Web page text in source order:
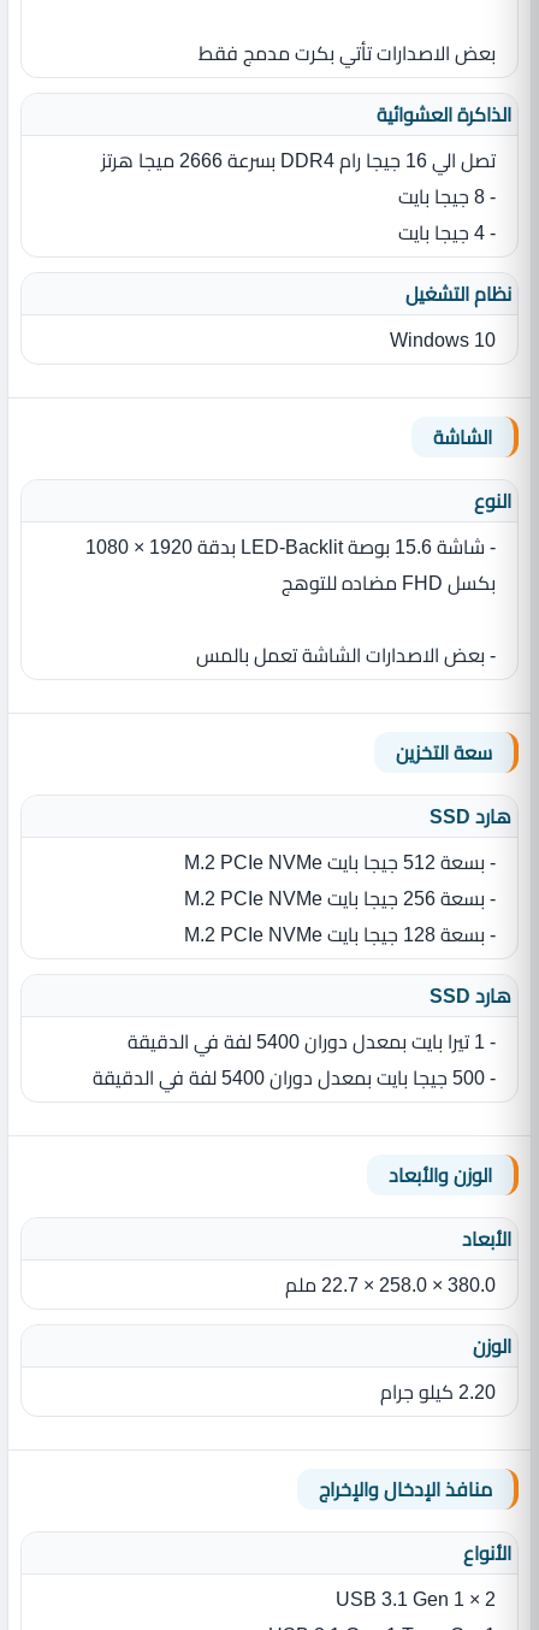
بعض الاصدارات تأتي بكرت مدمج فقط
الذاكرة العشوائية
تصل الي 16 جيجا رام DDR4 بسرعة 2666 ميجا هرتز
- 8 جيجا بايت
- 4 جيجا بايت
نظام التشغيل
Windows 10
الشاشة
النوع
- شاشة 15.6 بوصة LED-Backlit بدقة 1920 × 1080
بكسل FHD مضاده للتوهج
- بعض الاصدارات الشاشة تعمل بالمس
سعة التخزين
هارد SSD
- بسعة 512 جيجا بايت M.2 PCIe NVMe
- بسعة 256 جيجا بايت M.2 PCIe NVMe
- بسعة 128 جيجا بايت M.2 PCIe NVMe
هارد SSD
- 1 تيرا بايت بمعدل دوران 5400 لفة في الدقيقة
- 500 جيجا بايت بمعدل دوران 5400 لفة في الدقيقة
الوزن والأبعاد
الأبعاد
380.0 × 258.0 × 22.7 ملم
الوزن
2.20 كيلو جرام
منافذ الإدخال والإخراج
الأنواع
2 × USB 3.1 Gen 1